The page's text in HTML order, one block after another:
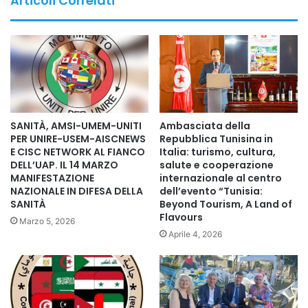
della ricerca clinica e dei convegni internazionali dedicati
alla medicina integrata.
Particolare attenzione è stata dedicata al concetto di
Cultura della Medicina Integrata, intesa non soltanto come
integrazione tra differenti approcci terapeutici, ma come
autentico spazio di incontro tra conoscenze scientifiche,
tradizioni mediche, valori umani e patrimoni culturali
provenienti da diverse parti del mondo.
La Cultura della Medicina Integrata promuove il dialogo, il
rispetto reciproco e la collaborazione tra professionisti
della salute, favorendo una visione della medicina e della
prevenzione sempre più multidisciplinare, inclusiva e
centrata sulla persona.
SANITÀ, AMSI-UMEM-UNITI
PER UNIRE-USEM-AISCNEWS
E CISC NETWORK AL FIANCO
DELL’UAP. IL 14 MARZO
MANIFESTAZIONE
NAZIONALE IN DIFESA DELLA
SANITÀ
Marzo 5, 2026
Ambasciata della
Repubblica Tunisina in
Italia: turismo, cultura,
salute e cooperazione
internazionale al centro
dell’evento “Tunisia:
Beyond Tourism, A Land of
Flavours
Aprile 4, 2026